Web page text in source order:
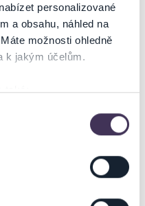
personalizované
a obsahu, náhled na
možnosti ohledně
k jakým účelům.
také:
metrů
(otisk prstu)
vaše osobní
pravost vstupenek
portálech. Ticketportal s
nic společného a tento
nepodporuje.
odst. 1 písm. e) nařízení EU
nebo služby, jež jsou